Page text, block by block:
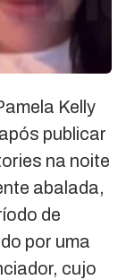
Kelly
publicar
na noite
abalada,
de
por uma
cujo